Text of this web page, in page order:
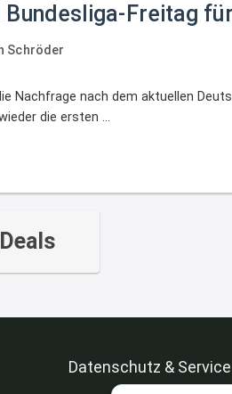
Freitag
Schröder
Nachfrage nach dem aktuellen
die ersten ...
Datenschutz & Service
Das
8:43
JR